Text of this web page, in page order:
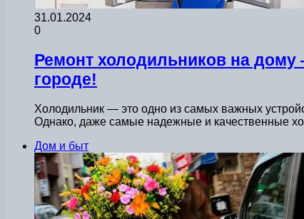
31.01.2024
0
Ремонт холодильников на
городе!
Холодильник — это одно из самых важных
Однако, даже самые надежные и качественные
Дом и быт